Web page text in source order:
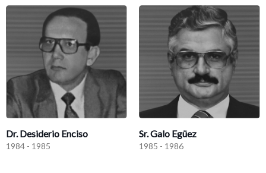
Dr. Desiderio Enciso
1984 - 1985
Sr. Galo Egüez
1985 - 1986